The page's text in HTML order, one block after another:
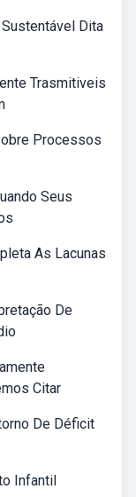
Dita
Trasmitiveis
Processos
Seus
As Lacunas
De
Citar
De Déficit
Infantil